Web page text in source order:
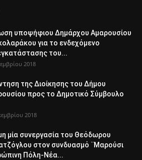
υποψήφιου Δημάρχου Αμαρουσίου
για το ενδεχόμενο
του...
2018
της Διοίκησης του Δήμου
προς το Δημοτικό Σύμβουλο
2018
μία συνεργασία του Θεόδωρου
στον συνδυασμό ¨Μαρούσι
Πόλη-Νέα...